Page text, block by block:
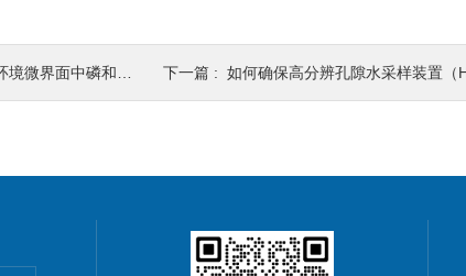
和镉的释放与分布特性 下一篇 : 如何确保高分辨孔隙水采样装置（HR-Peeper）在不同环境条件